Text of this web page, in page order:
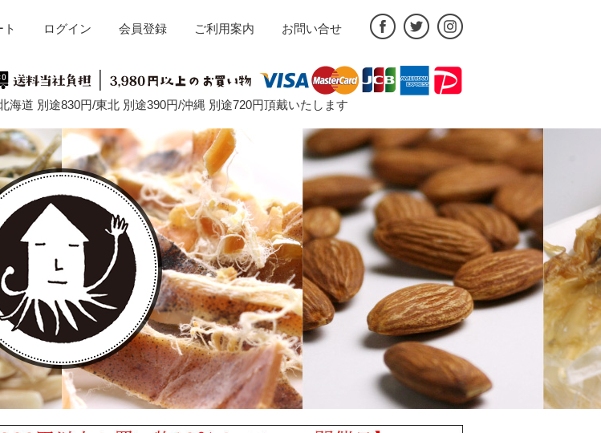
海道 別途830円/東北 別途390円/沖縄 別途720円頂戴いたします
ト ログイン 会員登録 ご利用案内 お問い合せ